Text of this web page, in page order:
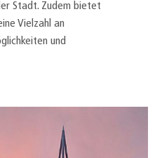
Stadt. Zudem bietet
Vielzahl an
und